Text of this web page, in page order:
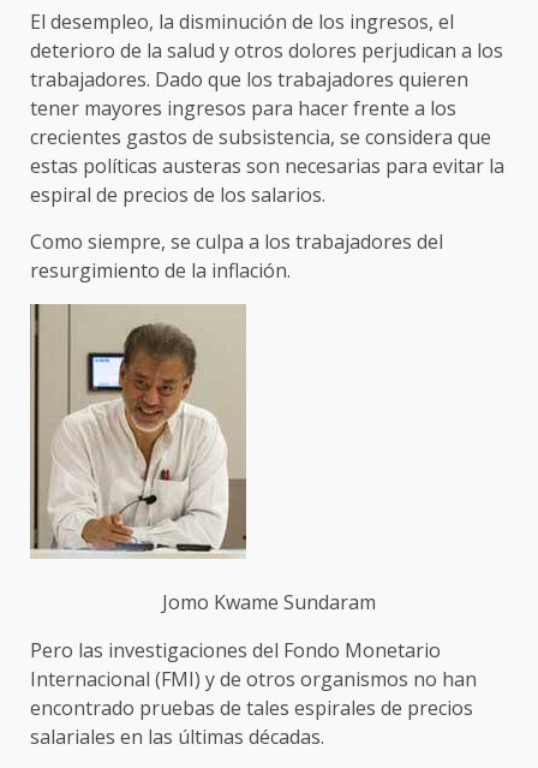
El desempleo, la disminución de los ingresos, el
deterioro de la salud y otros dolores perjudican a los
trabajadores. Dado que los trabajadores quieren
tener mayores ingresos para hacer frente a los
crecientes gastos de subsistencia, se considera que
estas políticas austeras son necesarias para evitar la
espiral de precios de los salarios.
Como siempre, se culpa a los trabajadores del
resurgimiento de la inflación.
Jomo Kwame Sundaram
Pero las investigaciones del Fondo Monetario
Internacional (FMI) y de otros organismos no han
encontrado pruebas de tales espirales de precios
salariales en las últimas décadas.